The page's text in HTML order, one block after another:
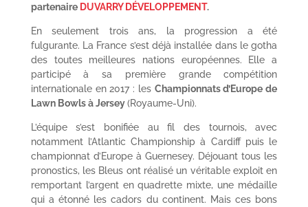
partenaire DUVARRY DÉVELOPPEMENT.
En seulement trois ans, la progression a été
fulgurante. La France s’est déjà installée dans le gotha
des toutes meilleures nations européennes. Elle a
participé à sa première grande compétition
internationale en 2017 : les Championnats d’Europe de
LawnBowls à Jersey(Royaume-Uni).
L’équipe s’est bonifiée au fil des tournois, avec
notamment l’Atlantic Championship à Cardiff puis le
championnat d’Europe à Guernesey. Déjouant tous les
pronostics, les Bleus ont réalisé un véritable exploit en
remportant l’argent en quadrette mixte, une médaille
qui a étonné les cadors du continent. Mais ces bons